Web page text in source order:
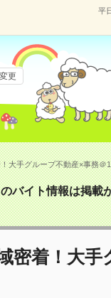
平
更
大手グループ不動産×事務＠
バイト情報は掲載
密着！大手